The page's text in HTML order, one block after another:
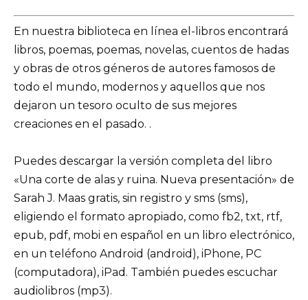
En nuestra biblioteca en línea el-libros encontrará
libros, poemas, poemas, novelas, cuentos de hadas
y obras de otros géneros de autores famosos de
todo el mundo, modernos y aquellos que nos
dejaron un tesoro oculto de sus mejores
creaciones en el pasado. .
Puedes descargar la versión completa del libro
«Una corte de alas y ruina. Nueva presentación» de
Sarah J. Maas gratis, sin registro y sms (sms),
eligiendo el formato apropiado, como fb2, txt, rtf,
epub, pdf, mobi en español en un libro electrónico,
en un teléfono Android (android), iPhone, PC
(computadora), iPad. También puedes escuchar
audiolibros (mp3).